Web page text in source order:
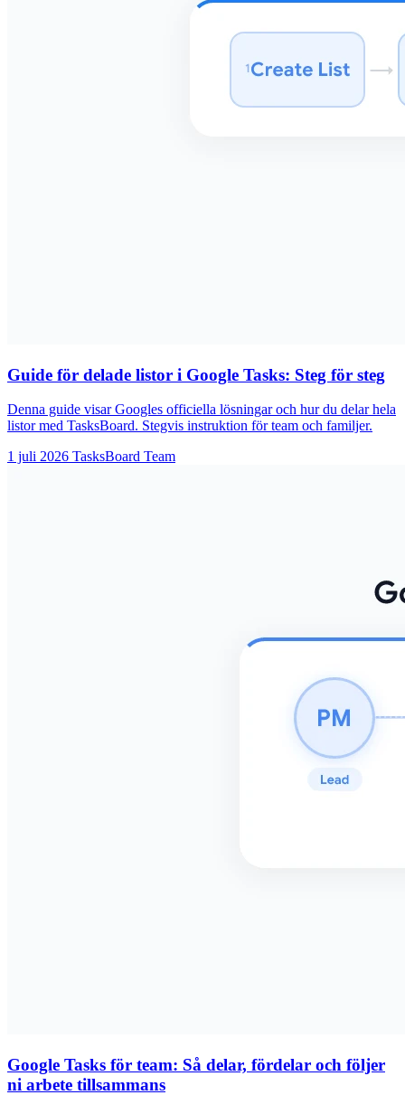
Guide för delade listor i Google Tasks: Steg för steg
Denna guide visar Googles officiella lösningar och hur du delar hela
listor med TasksBoard. Stegvis instruktion för team och familjer.
1 juli 2026 TasksBoard Team
Google Tasks för team: Så delar, fördelar och följer
ni arbete tillsammans